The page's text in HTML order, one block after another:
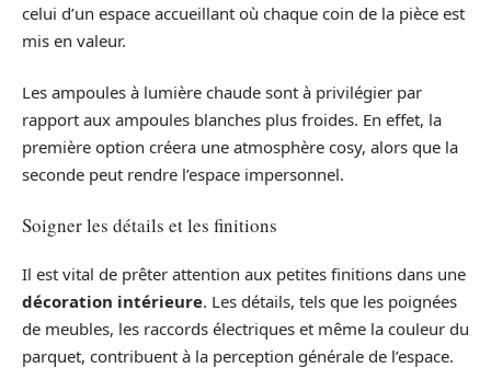
celui d’un espace accueillant où chaque coin de la pièce est
mis en valeur.
Les ampoules à lumière chaude sont à privilégier par
rapport aux ampoules blanches plus froides. En effet, la
première option créera une atmosphère cosy, alors que la
seconde peut rendre l’espace impersonnel.
Soigner les détails et les finitions
Il est vital de prêter attention aux petites finitions dans une
décoration intérieure. Les détails, tels que les poignées
de meubles, les raccords électriques et même la couleur du
parquet, contribuent à la perception générale de l’espace.